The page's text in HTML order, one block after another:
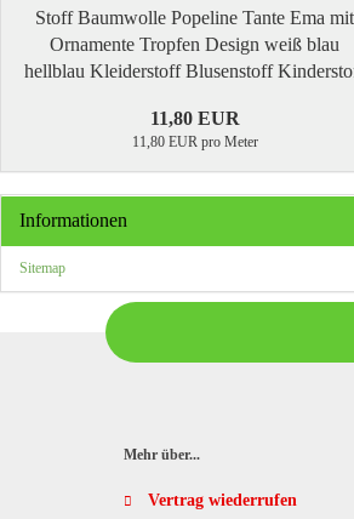
Stoff Baumwolle Popeline Tante Ema mit
Ornamente Tropfen Design weiß blau
hellblau Kleiderstoff Blusenstoff
11,80 EUR
11,80 EUR pro Meter
Informationen
Sitemap
Mehr über...
Vertrag wiederrufen